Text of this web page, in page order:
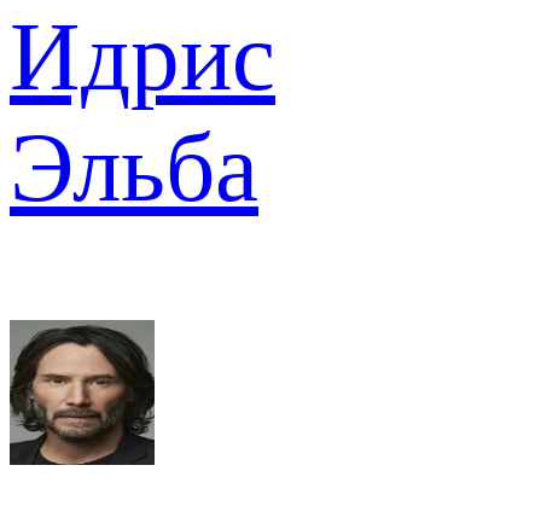
Идрис
Эльба